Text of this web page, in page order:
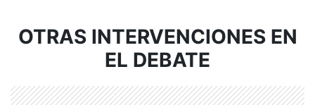
OTRAS INTERVENCIONES EN
EL DEBATE